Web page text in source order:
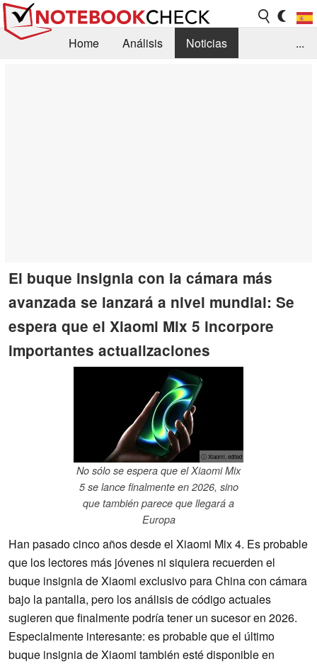
Home Análisis
Noticias
...
El buque insignia con la cámara más
avanzada se lanzará a nivel mundial: Se
espera que el Xiaomi Mix 5 incorpore
importantes actualizaciones
ⓘ Xiaomi, edited
No sólo se espera que el Xiaomi Mix
5 se lance finalmente en 2026, sino
que también parece que llegará a
Europa
Han pasado cinco años desde el Xiaomi Mix 4. Es probable
que los lectores más jóvenes ni siquiera recuerden el
buque insignia de Xiaomi exclusivo para China con cámara
bajo la pantalla, pero los análisis de código actuales
sugieren que finalmente podría tener un sucesor en 2026.
Especialmente interesante: es probable que el último
buque insignia de Xiaomi también esté disponible en